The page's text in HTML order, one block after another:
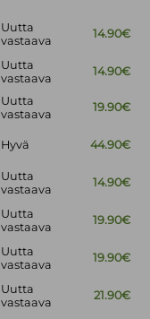
Uutta
vastaava
14.90€
Uutta
vastaava
14.90€
Uutta
vastaava
19.90€
Hyvä 44.90€
Uutta
vastaava
14.90€
Uutta
vastaava
19.90€
Uutta
vastaava
19.90€
Uutta
vastaava
21.90€